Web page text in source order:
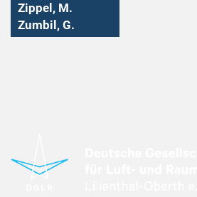
Zippel, M.
Zumbil, G.